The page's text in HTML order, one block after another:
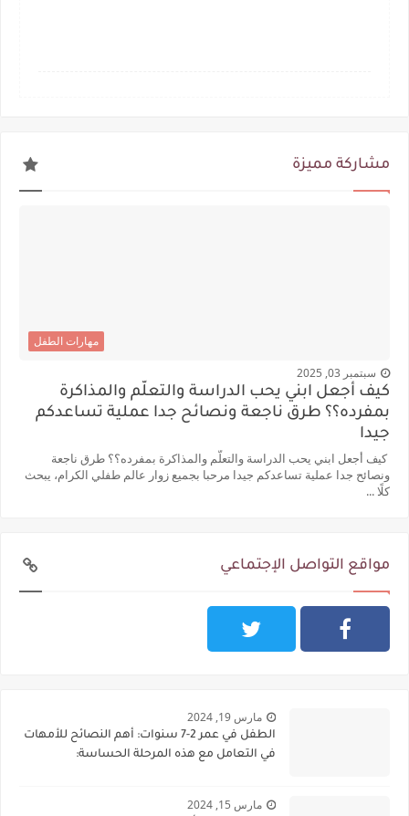
مشاركة مميزة
مهارات الطفل
سبتمبر 03, 2025
كيف أجعل ابني يحب الدراسة والتعلّم والمذاكرة
بمفرده؟؟ طرق ناجعة ونصائح جدا عملية تساعدكم
جيدا
كيف أجعل ابني يحب الدراسة والتعلّم والمذاكرة بمفرده؟؟ طرق ناجعة
ونصائح جدا عملية تساعدكم جيدا مرحبا بجميع زوار عالم طفلي الكرام، يبحث
كلًا ...
مواقع التواصل الإجتماعي
مارس 19, 2024
الطفل في عمر 2-7 سنوات: أهم النصائح للأمهات
في التعامل مع هذه المرحلة الحساسة:
مارس 15, 2024